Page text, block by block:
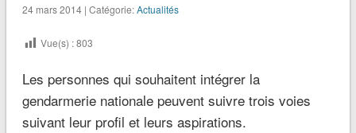
24 mars 2014 | Catégorie:Actualités
Vue(s) :803
Les personnes qui souhaitent intégrer la
gendarmerie nationale peuvent suivre trois voies
suivant leur profil et leurs aspirations.